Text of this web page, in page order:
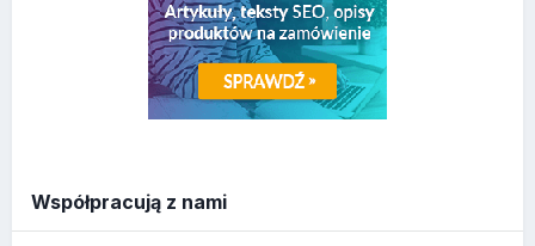
Współpracują z nami